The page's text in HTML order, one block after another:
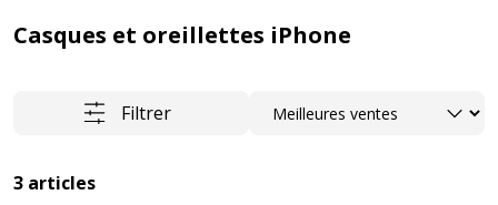
Casques et oreillettes iPhone
Filtrer Trier
3 articles